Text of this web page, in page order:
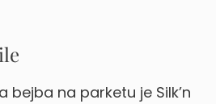
bejba na parketu je Silk’n